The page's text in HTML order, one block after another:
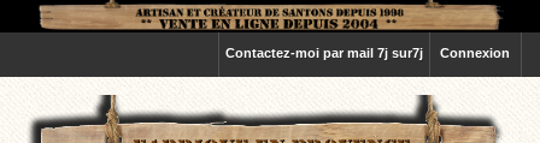
Connexion
Contactez-moi par mail 7j sur7j